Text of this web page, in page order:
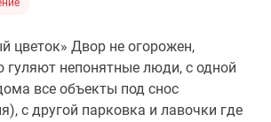
цветок» Двор не огорожен,
гуляют непонятные люди, с одной
все объекты под снос
с другой парковка и лавочки где